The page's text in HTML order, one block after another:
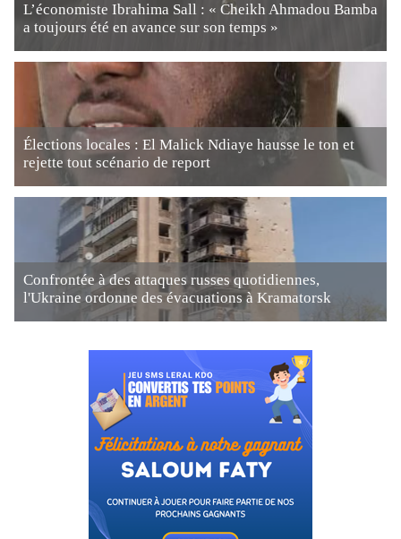
L’économiste Ibrahima Sall : « Cheikh Ahmadou Bamba
a toujours été en avance sur son temps »
Élections locales : El Malick Ndiaye hausse le ton et
rejette tout scénario de report
Confrontée à des attaques russes quotidiennes,
l'Ukraine ordonne des évacuations à Kramatorsk